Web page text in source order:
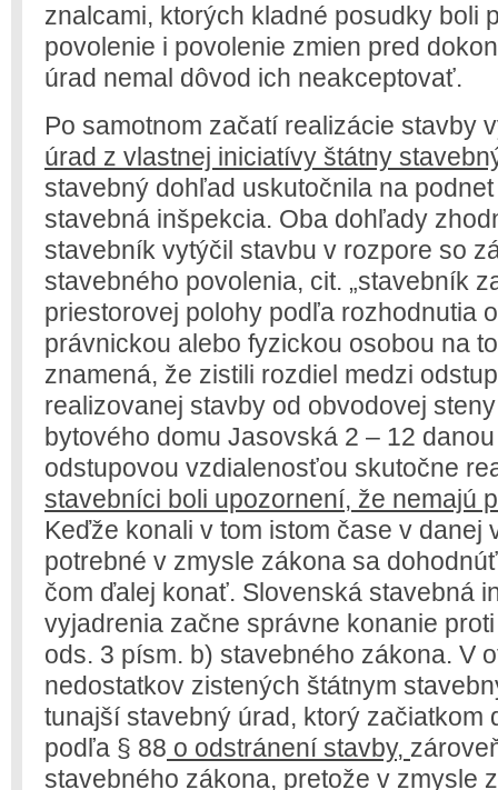
znalcami, ktorých kladné posudky boli
povolenie i povolenie zmien pred
úrad nemal dôvod ich neakceptovať.
Po samotnom začatí realizácie stavby
úrad z vlastnej iniciatívy štátny
stavebný dohľad uskutočnila na
stavebná inšpekcia. Oba dohľady
stavebník vytýčil stavbu v rozpore so
stavebného povolenia, cit. „stavebník
priestorovej polohy podľa rozhodnutia
právnickou alebo fyzickou osobou na
znamená, že zistili rozdiel medzi
realizovanej stavby od obvodovej
bytového domu Jasovská 2 – 12
odstupovou vzdialenosťou skutočne
stavebníci boli upozornení, že nemajú
Keďže konali v tom istom čase v danej
potrebné v zmysle zákona sa
čom ďalej konať. Slovenská stavebná
vyjadrenia začne správne konanie
ods. 3 písm. b) stavebného zákona. V
nedostatkov zistených štátnym
tunajší stavebný úrad, ktorý začiatkom
podľa § 88 o odstránení stavby,
stavebného zákona, pretože v zmysle